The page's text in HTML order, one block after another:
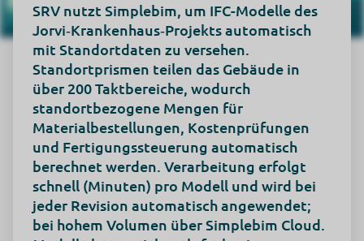
SRV nutzt Simplebim, um IFC-Modelle des
Jorvi‑Krankenhaus‑Projekts automatisch
mit Standortdaten zu versehen.
Standortprismen teilen das Gebäude in
über 200 Taktbereiche, wodurch
standortbezogene Mengen für
Materialbestellungen, Kostenprüfungen
und Fertigungssteuerung automatisch
berechnet werden. Verarbeitung erfolgt
schnell (Minuten) pro Modell und wird bei
jeder Revision automatisch angewendet;
bei hohem Volumen über Simplebim Cloud.